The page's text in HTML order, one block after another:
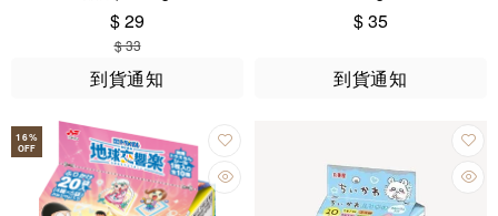
$ 29
$ 33
到貨通知
$ 35
到貨通知
16%
OFF